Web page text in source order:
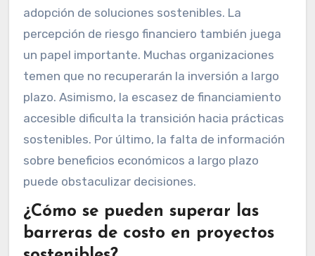
adopción de soluciones sostenibles. La
percepción de riesgo financiero también juega
un papel importante. Muchas organizaciones
temen que no recuperarán la inversión a largo
plazo. Asimismo, la escasez de financiamiento
accesible dificulta la transición hacia prácticas
sostenibles. Por último, la falta de información
sobre beneficios económicos a largo plazo
puede obstaculizar decisiones.
¿Cómo se pueden superar las
barreras de costo en proyectos